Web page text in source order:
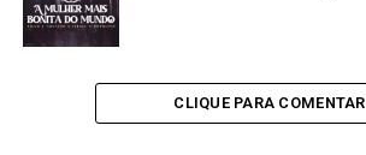
CLIQUE PARA COMENTAR